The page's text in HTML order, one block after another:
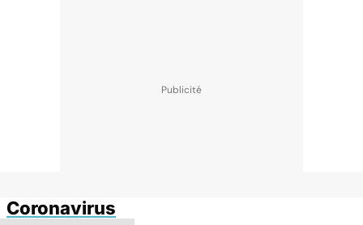
Coronavirus